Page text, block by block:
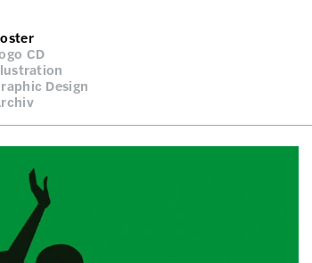
CD
Design